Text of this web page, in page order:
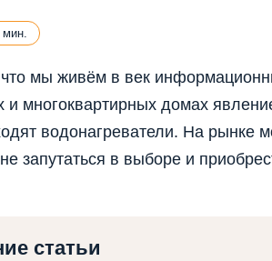
мин.
мы живём в век
и многоквартирных домах
водонагреватели. На рынке
запутаться в выборе и
статьи